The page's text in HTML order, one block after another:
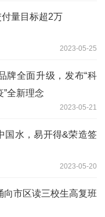
量目标超2万
2023-05-25
牌全面升级，发布“科
全新理念
2023-05-21
国水，易开得&荣造签
2023-05-20
向市区读三校生高复班